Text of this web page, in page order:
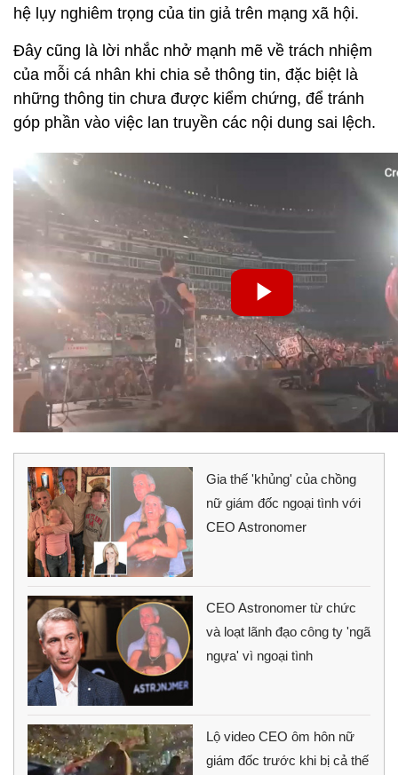
hệ lụy nghiêm trọng của tin giả trên mạng xã hội.
Đây cũng là lời nhắc nhở mạnh mẽ về trách nhiệm
của mỗi cá nhân khi chia sẻ thông tin, đặc biệt là
những thông tin chưa được kiểm chứng, để tránh
góp phần vào việc lan truyền các nội dung sai lệch.
Gia thế 'khủng' của chồng
nữ giám đốc ngoại tình với
CEO Astronomer
CEO Astronomer từ chức
và loạt lãnh đạo công ty 'ngã
ngựa' vì ngoại tình
Lộ video CEO ôm hôn nữ
giám đốc trước khi bị cả thế